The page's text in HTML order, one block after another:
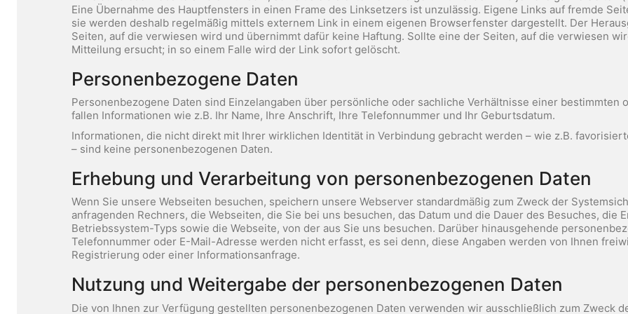
Eine Übernahme des Hauptfensters in einen Frame des Linksetzers ist unzulässig. Eigene Links auf fremde
sie werden deshalb regelmäßig mittels externem Link in einem eigenen Browserfenster dargestellt. Der
Seiten, auf die verwiesen wird und übernimmt dafür keine Haftung. Sollte eine der Seiten, auf die verwiesen
Mitteilung ersucht; in so einem Falle wird der Link sofort gelöscht.
Personenbezogene Daten
Personenbezogene Daten sind Einzelangaben über persönliche oder sachliche Verhältnisse einer
fallen Informationen wie z.B. Ihr Name, Ihre Anschrift, Ihre Telefonnummer und Ihr Geburtsdatum.
Informationen, die nicht direkt mit Ihrer wirklichen Identität in Verbindung gebracht werden – wie z.B.
– sind keine personenbezogenen Daten.
Erhebung und Verarbeitung von personenbezogenen Daten
Wenn Sie unsere Webseiten besuchen, speichern unsere Webserver standardmäßig zum Zweck der
anfragenden Rechners, die Webseiten, die Sie bei uns besuchen, das Datum und die Dauer des Besuches,
Betriebssystem-Typs sowie die Webseite, von der aus Sie uns besuchen. Darüber hinausgehende
Telefonnummer oder E-Mail-Adresse werden nicht erfasst, es sei denn, diese Angaben werden von Ihnen
Registrierung oder einer Informationsanfrage.
Nutzung und Weitergabe der personenbezogenen Daten
Die von Ihnen zur Verfügung gestellten personenbezogenen Daten verwenden wir ausschließlich zum Zweck